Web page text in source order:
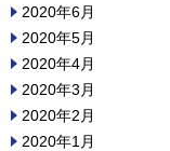
2020年6月
2020年5月
2020年4月
2020年3月
2020年2月
2020年1月